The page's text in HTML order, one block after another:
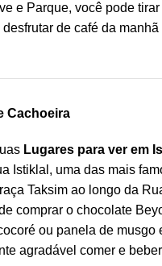
e Parque, você pode
de café da
Cachoeira
Lugares para ver em
Istiklal, uma das mais
Taksim ao longo da
comprar o chocolate
ou panela de
agradável comer e